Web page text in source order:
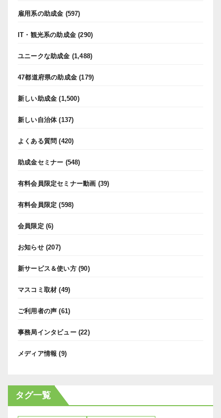
雇用系の助成金 (597)
IT・観光系の助成金 (290)
ユニークな助成金 (1,488)
47都道府県の助成金 (179)
新しい助成金 (1,500)
新しい自治体(137)
よくある質問 (420)
助成金セミナー (548)
有料会員限定セミナー動画 (39)
有料会員限定 (598)
会員限定 (6)
お知らせ(207)
新サービス＆使い方(90)
マスコミ取材 (49)
ご利用者の声 (61)
事務局インタビュー(22)
メディア情報 (9)
タグ一覧